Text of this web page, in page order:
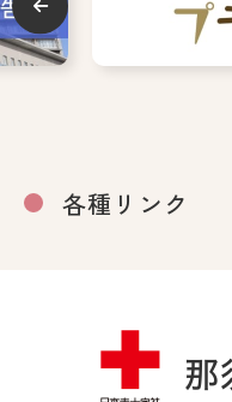
各種リンク